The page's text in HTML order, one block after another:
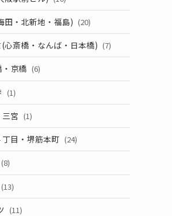
田・北新地・福島) (20)
(心斎橋・なんば・日本橋) (7)
京橋 (6)
(1)
宮 (1)
目・堺筋本町 (24)
(8)
(13)
(11)